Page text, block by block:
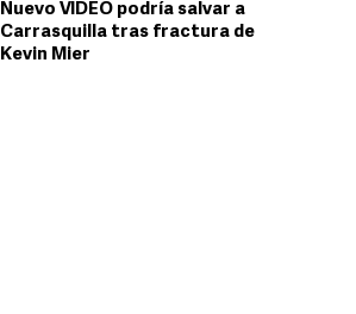
Nuevo VIDEO podría salvar a
Carrasquilla tras fractura de
Kevin Mier